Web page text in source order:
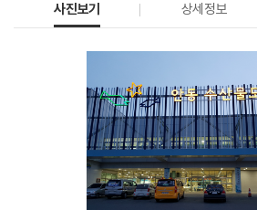
사진보기 상세정보